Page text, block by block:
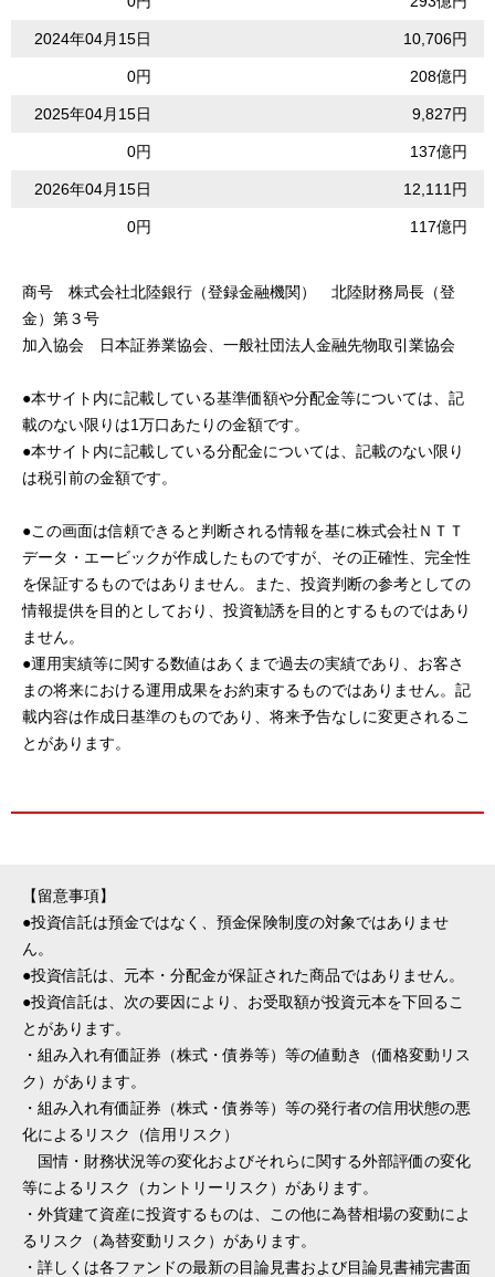
2024年04月15日 10,706円
0円 208億円
2025年04月15日 9,827円
0円 137億円
2026年04月15日 12,111円
0円 117億円
商号 株式会社北陸銀行（登録金融機関） 北陸財務局長（登
金）第３号
加入協会 日本証券業協会、一般社団法人金融先物取引業協会
●本サイト内に記載している基準価額や分配金等については、記
載のない限りは1万口あたりの金額です。
●本サイト内に記載している分配金については、記載のない限り
は税引前の金額です。
●この画面は信頼できると判断される情報を基に株式会社ＮＴＴ
データ・エービックが作成したものですが、その正確性、完全性
を保証するものではありません。また、投資判断の参考としての
情報提供を目的としており、投資勧誘を目的とするものではあり
ません。
●運用実績等に関する数値はあくまで過去の実績であり、お客さ
まの将来における運用成果をお約束するものではありません。記
載内容は作成日基準のものであり、将来予告なしに変更されるこ
とがあります。
【留意事項】
●投資信託は預金ではなく、預金保険制度の対象ではありませ
ん。
●投資信託は、元本・分配金が保証された商品ではありません。
●投資信託は、次の要因により、お受取額が投資元本を下回るこ
とがあります。
・組み入れ有価証券（株式・債券等）等の値動き（価格変動リス
ク）があります。
・組み入れ有価証券（株式・債券等）等の発行者の信用状態の悪
化によるリスク（信用リスク）
国情・財務状況等の変化およびそれらに関する外部評価の変化
等によるリスク（カントリーリスク）があります。
・外貨建て資産に投資するものは、この他に為替相場の変動によ
るリスク（為替変動リスク）があります。
・詳しくは各ファンドの最新の目論見書および目論見書補完書面